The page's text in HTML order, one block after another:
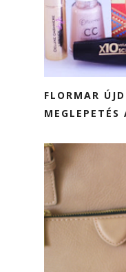
FLORMAR
MEGLEPETÉS